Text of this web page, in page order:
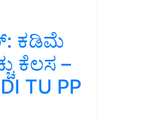
ಕಡಿಮೆ
ಕೆಲಸ –
TU PP